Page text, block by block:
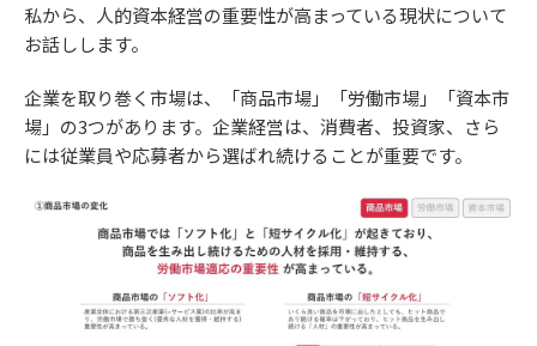
私から、人的資本経営の重要性が高まっている現状について
お話しします。
企業を取り巻く市場は、「商品市場」「労働市場」「資本市
場」の3つがあります。企業経営は、消費者、投資家、さら
には従業員や応募者から選ばれ続けることが重要です。